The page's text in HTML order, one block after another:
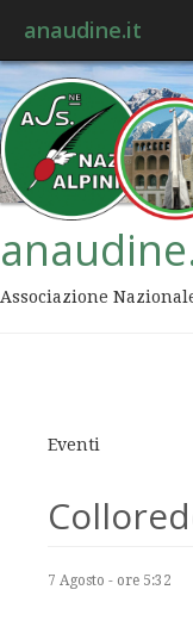
anaudine.it
Associazione
Eventi
7 Agosto - ore 5:32